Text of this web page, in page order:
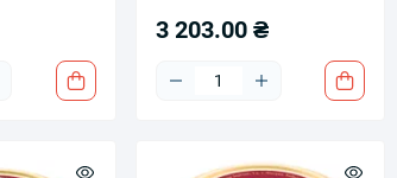
3 203.00 ₴